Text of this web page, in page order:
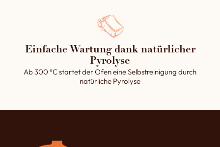
Einfache Wartung dank natürlicher
Pyrolyse
Ab 300 °C startet der Ofen eine Selbstreinigung durch
natürliche Pyrolyse